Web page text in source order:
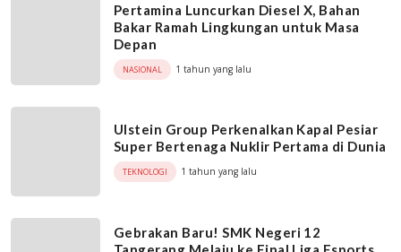
Pertamina Luncurkan Diesel X, Bahan
Bakar Ramah Lingkungan untuk Masa
Depan
NASIONAL 1 tahun yang lalu
Ulstein Group Perkenalkan Kapal Pesiar
Super Bertenaga Nuklir Pertama di Dunia
TEKNOLOGI 1 tahun yang lalu
Gebrakan Baru! SMK Negeri 12